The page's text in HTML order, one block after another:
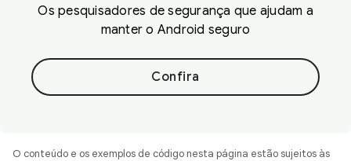
Os pesquisadores de segurança que ajudam a
manter o Android seguro
Confira
O conteúdo e os exemplos de código nesta página estão sujeitos às